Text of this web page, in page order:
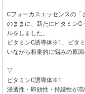
Cフォーカスエッセンスの「
のままに、新たにビタミン
ルをしました。
ビタミンC誘導体※1、ビタ
いながら相乗的に悩みの原
▽
ビタミンC誘導体※1
浸透性・即効性・持続性が